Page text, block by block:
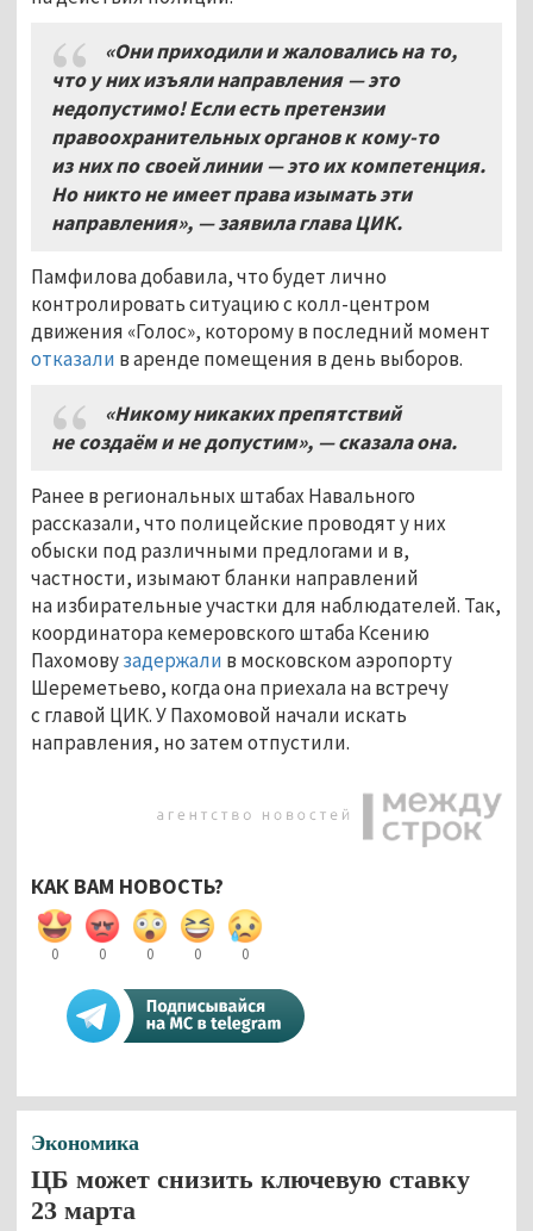
«Они приходили и жаловались на то,
что у них изъяли направления — это
недопустимо! Если есть претензии
правоохранительных органов к кому-то
из них по своей линии — это их компетенция.
Но никто не имеет права изымать эти
направления», — заявила глава ЦИК.
Памфилова добавила, что будет лично
контролировать ситуацию с колл-центром
движения «Голос», которому в последний момент
отказали в аренде помещения в день выборов.
«Никому никаких препятствий
не создаём и не допустим», — сказала она.
Ранее в региональных штабах Навального
рассказали, что полицейские проводят у них
обыски под различными предлогами и в,
частности, изымают бланки направлений
на избирательные участки для наблюдателей. Так,
координатора кемеровского штаба Ксению
Пахомовузадержали в московском аэропорту
Шереметьево, когда она приехала на встречу
с главой ЦИК. У Пахомовой начали искать
направления, но затем отпустили.
КАК ВАМ НОВОСТЬ?
0 0 0 0 0
Экономика
ЦБ может снизить ключевую ставку
23 марта